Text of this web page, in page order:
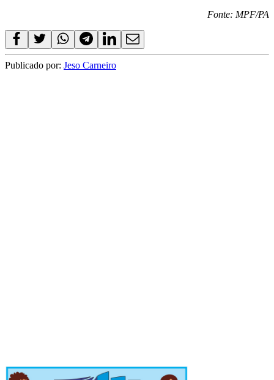
Fonte: MPF/PA
Publicado por: Jeso Carneiro